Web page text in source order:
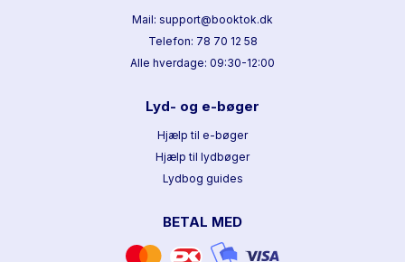
Mail: support@booktok.dk
Telefon: 78 70 12 58
Alle hverdage: 09:30-12:00
Lyd- og e-bøger
Hjælp til e-bøger
Hjælp til lydbøger
Lydbog guides
BETAL MED